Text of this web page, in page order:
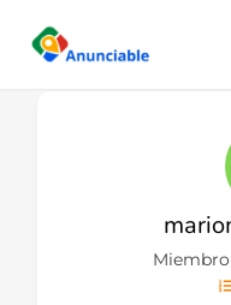
Saltar
Miembro